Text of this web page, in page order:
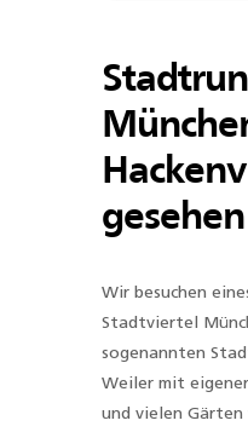
gesehen
Wir besuchen
Stadtviertel
sogenannten
Weiler mit
und vielen